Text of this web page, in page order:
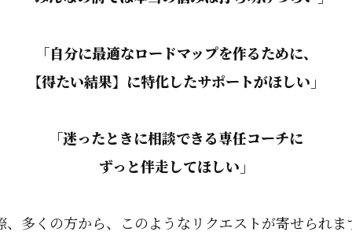
「自分に最適なロードマップを作るために、
【得たい結果】に特化したサポートがほしい」
「迷ったときに相談できる専任コーチに
ずっと伴走してほしい」
、多くの方から、このようなリクエストが寄せられま